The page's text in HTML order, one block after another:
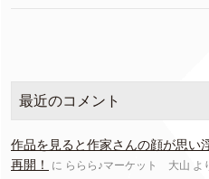
最近のコメント
作品を見ると作家さんの顔が思い
再開！
に ららら♪マーケット 大山 よ